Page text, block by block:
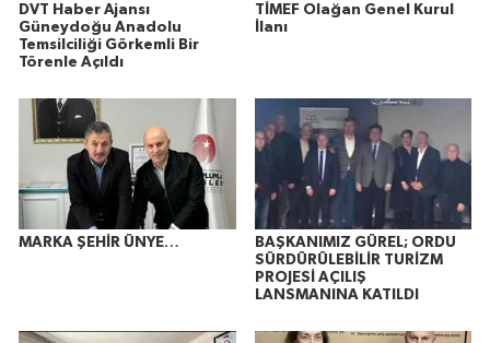
DVT Haber Ajansı
Güneydoğu Anadolu
Temsilciliği Görkemli Bir
Törenle Açıldı
TİMEF Olağan Genel Kurul
İlanı
MARKA ŞEHİR ÜNYE…
BAŞKANIMIZ GÜREL; ORDU
SÜRDÜRÜLEBİLİR TURİZM
PROJESİ AÇILIŞ
LANSMANINA KATILDI